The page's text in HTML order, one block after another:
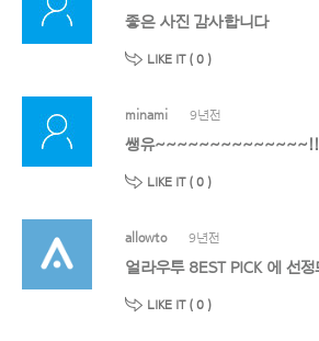
좋은 사진 감사합니다
LIKE IT ( 0 )
minami 9년전
쌩유~~~~~~~~~~~~~~!!
LIKE IT ( 0 )
allowto 9년전
LIKE IT ( 0 )